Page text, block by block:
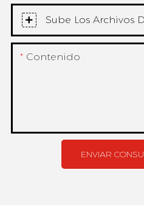
Sube Los Archivos
Contenido
ENVIAR